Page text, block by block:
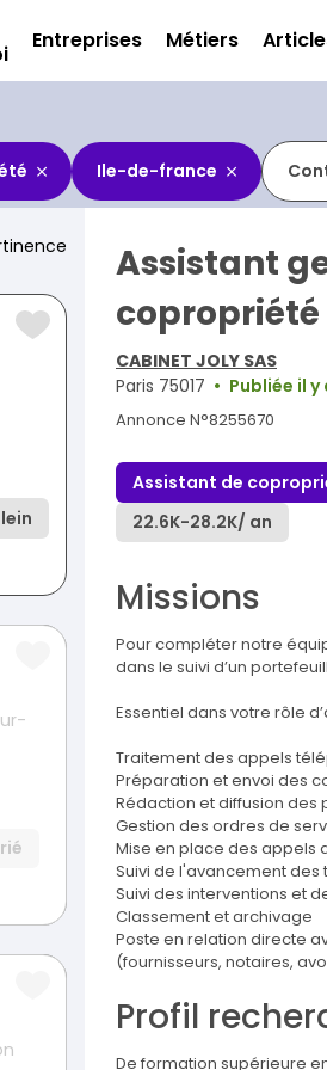
Entreprises Métiers
Ile-de-france
Assistant
copropriété
CABINET JOLY SAS
Paris 75017
Publiée il y
Annonce N°8255670
Assistant de
22.6K-28.2K/ an
Missions
Pour compléter notre
dans le suivi d’un
Essentiel dans votre rôle
Traitement des appels
Préparation et envoi des
Rédaction et diffusion des
Gestion des ordres de
Mise en place des appels
Suivi de l'avancement des
Suivi des interventions et
Classement et archivage
Poste en relation directe
(fournisseurs, notaires,
Profil
De formation supérieure